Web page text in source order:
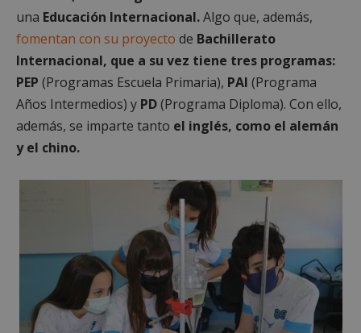
una Educación Internacional.Algo que, además,
fomentan con su proyecto de Bachillerato
Internacional, que a su vez tiene tres programas:
PEP (Programas Escuela Primaria), PAI (Programa
Años Intermedios) y PD(Programa Diploma). Con ello,
además, se imparte tanto el inglés, como el alemán
y el chino.